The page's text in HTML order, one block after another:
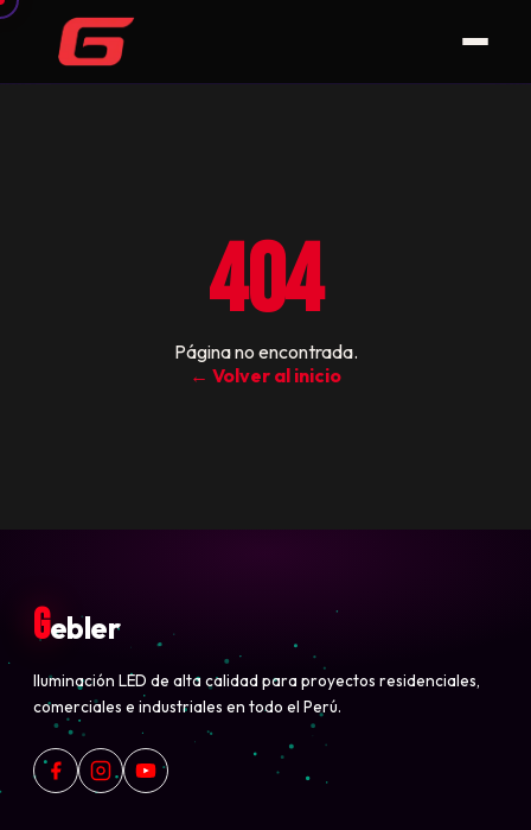
404
Página no encontrada.
← Volver al inicio
Gebler
Iluminación LED de alta calidad para proyectos residenciales,
comerciales e industriales en todo el Perú.